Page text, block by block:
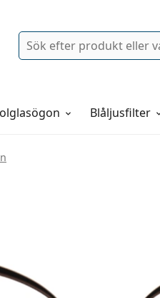
Sök
Blåljusfilter